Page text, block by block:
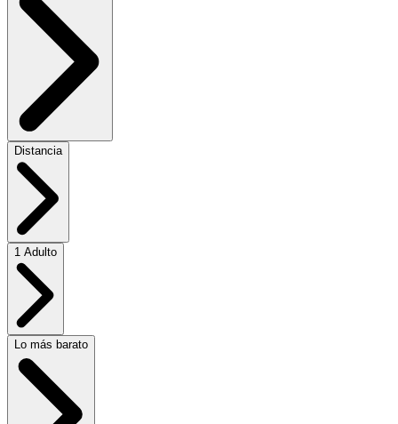
Distancia
1 Adulto
Lo más barato